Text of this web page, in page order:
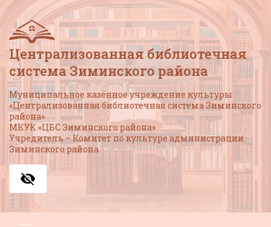
Централизованная библиотечная
система Зиминского района
Муниципальное казённое учреждение культуры
«Централизованная библиотечная система Зиминского
района»
МКУК «ЦБС Зиминского района»
Учредитель – Комитет по культуре администрации
Зиминского района